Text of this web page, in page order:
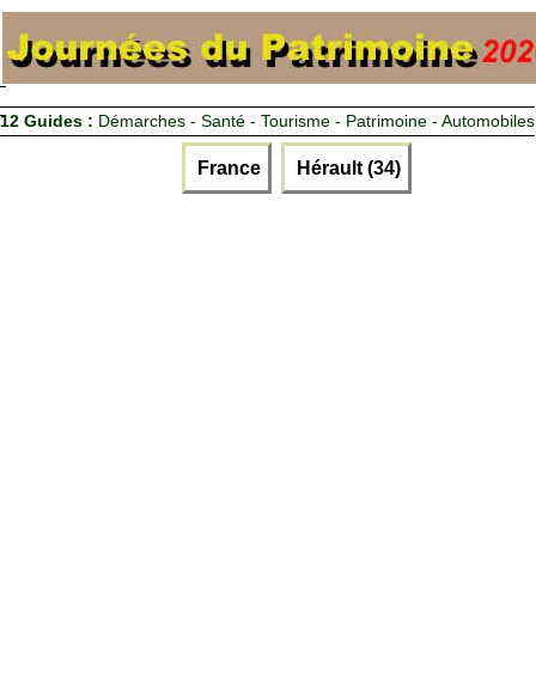
12 Guides : Démarches - Santé - Tourisme - Patrimoine - Automobiles
France Hérault (34)